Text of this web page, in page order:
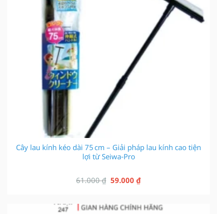
Cây lau kính kéo dài 75 cm – Giải pháp lau kính cao tiện
lợi từ Seiwa‑Pro
61.000₫ Giá
là:
59.000 ₫Giá
tại